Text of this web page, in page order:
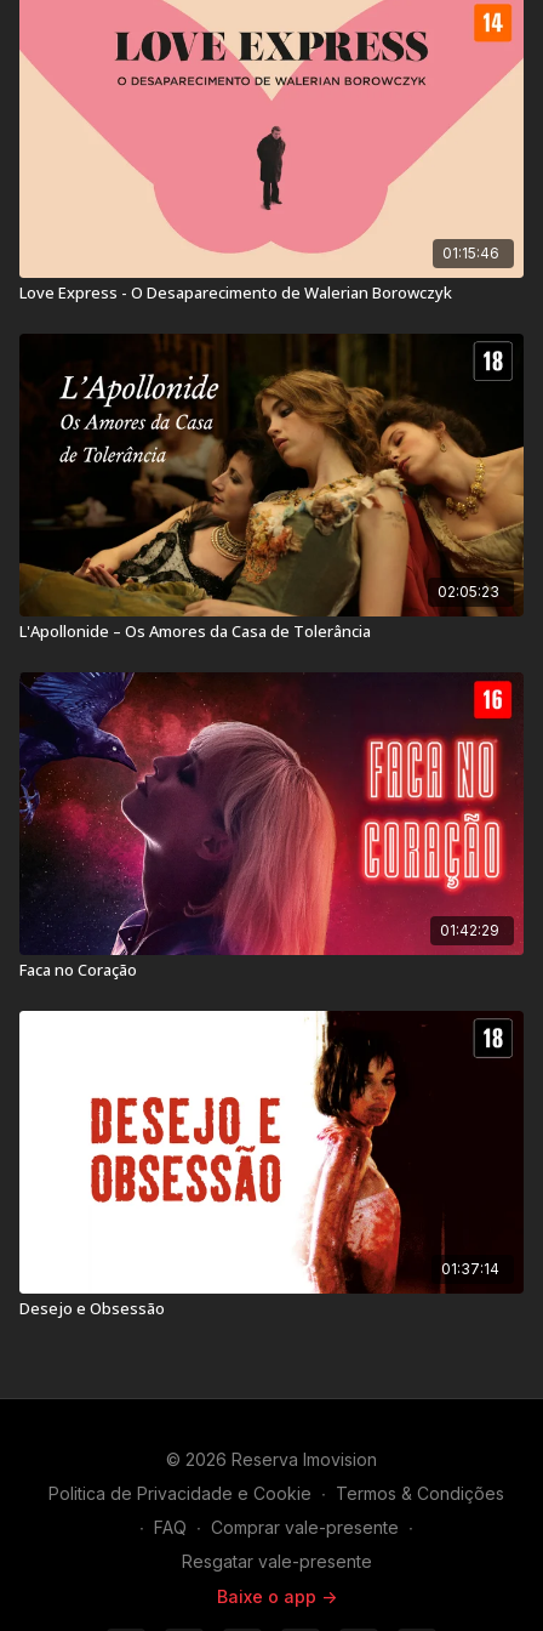
Contém: Sexo, Nudez & Violência.
Título Original:
Contes Immoraux
Duração:103 min
Ano de lançamento:
01:15:46
Love Express - O Desaparecimento de Walerian Borowczyk
02:05:23
L'Apollonide – Os Amores da Casa de Tolerância
01:42:29
Faca no Coração
01:37:14
Desejo e Obsessão
© 2026 Reserva Imovision
Politica de Privacidade e Cookie ∙ Termos & Condições
∙ FAQ ∙ Comprar vale-presente ∙
Resgatar vale-presente
Baixe o app ->